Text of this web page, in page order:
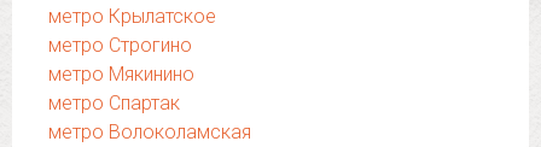
метро Крылатское
метро Строгино
метро Мякинино
метро Спартак
метро Волоколамская